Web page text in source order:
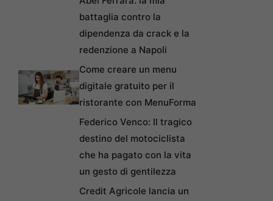
battaglia contro la
dipendenza da crack e la
redenzione a Napoli
Come creare un menu
digitale gratuito per il
ristorante con MenuForma
Federico Venco: Il tragico
destino del motociclista
che ha pagato con la vita
un gesto di gentilezza
Credit Agricole lancia un